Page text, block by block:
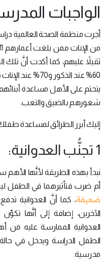
الواجبات
ثقيلاً عليهم، كما أكدت أنَّ تلك
يتحتم على الأهل مساعدة
شعورهم بالضيق والتعب.
إليك أبرز الطرائق لمساعدة
1 تجنُّب العدوانية:
نبدأ بهذه الطريقة لأنَّها
أم ضرب فتأثيرهما في الطفل
ضعيفة، كما أنَّ العدوانية
الآخرين، إضافة إلى أنَّها
العدوانية الممارسة عليه
الطفل الدراسة ويدخل في
مدرسية.